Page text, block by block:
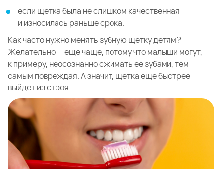
если щётка была не слишком качественная
и износилась раньше срока.
Как часто нужно менять зубную щётку детям?
Желательно — ещё чаще, потому что малыши могут,
к примеру, неосознанно сжимать её зубами, тем
самым повреждая. А значит, щётка ещё быстрее
выйдет из строя.